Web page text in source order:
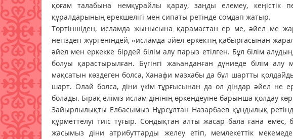
қоғам талабына немқұрайлы қарау, заңды елемеу, кеңістік
құралдарының ерекшелігі мен сипаты ретінде сомдап жатыр.
Төртіншіден, исламда жынысына қарамастан ер ме, әйел ме
негіздеп жүргеніндей, «исламда әйел еркектің қабырғасынан
әйел мен еркекке бірдей білім алу парыз етілген. Бұл білім
болуы қарастырылған. Бүгінгі жаһанданған дүниеде білім алу
мақсатын көздеген болса, Ханафи мазхабы да бұл шартты
шарт. Олай болса, діни үкім тұрғысынан да ол діндар әйел не
болады. Бірақ еліміз ислам дінінің өркендеуіне барынша қолдау
Зайырлылықты Елбасымыз Нұрсұлтан Назарбаев құндылық
құрметтелуі тиіс тұғыр. Сондықтан алты жасар бала ғана емес,
жасымыз діни атрибуттарды желеу етіп, мемлекеттік